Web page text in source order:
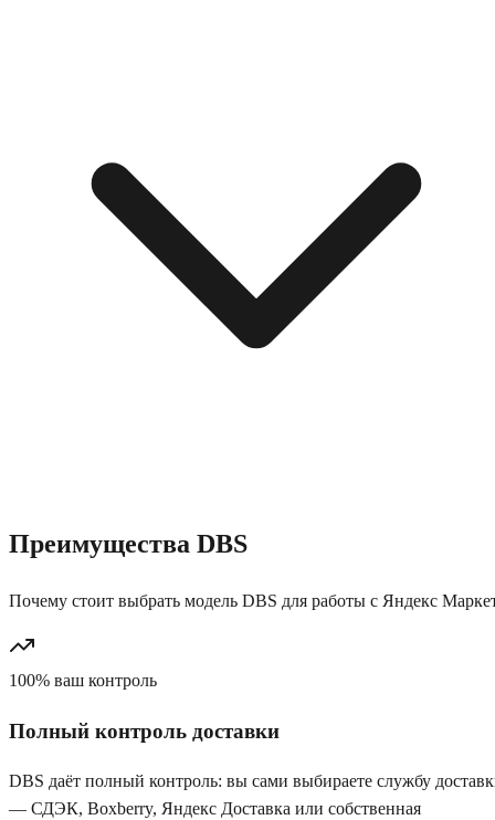
Преимущества DBS
Почему стоит выбрать модель DBS для работы с Яндекс
100% ваш контроль
Полный контроль доставки
DBS даёт полный контроль: вы сами выбираете службу
— СДЭК, Boxberry, Яндекс Доставка или собственная